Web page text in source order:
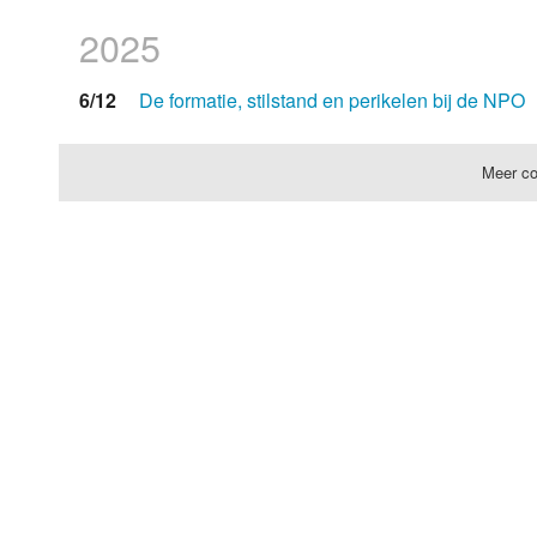
2025
6/12 De formatie, stilstand en perikelen bij de NPO
Meer